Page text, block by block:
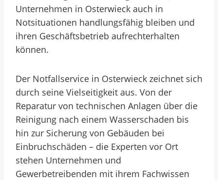
Unternehmen in Osterwieck auch in
Notsituationen handlungsfähig bleiben und
ihren Geschäftsbetrieb aufrechterhalten
können.
Der Notfallservice in Osterwieck zeichnet sich
durch seine Vielseitigkeit aus. Von der
Reparatur von technischen Anlagen über die
Reinigung nach einem Wasserschaden bis
hin zur Sicherung von Gebäuden bei
Einbruchschäden – die Experten vor Ort
stehen Unternehmen und
Gewerbetreibenden mit ihrem Fachwissen